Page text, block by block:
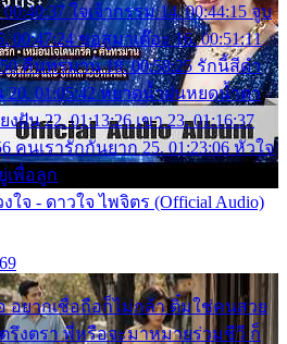
ใจเจ้ากรรม 14. 00:44:15 จูบ
00:47:24 ขอสูมาเต๊อะ 16. 00:51:11
คืนทรมาน 18. 00:58:25 รักนี้สีดำ
20. 01:05:42 หยาดน้ำฝนหยดน้ำตา
งฝัน 22. 01:13:26 เขา 23. 01:16:37
คนเรารักกันยาก 25. 01:23:06 หัวใจ
เพื่อลูก
ใจ - ดาวใจ ไพจิตร (Official Audio)
อยากเชื่อถือก็ไม่กล้า ติ๋มใช่คนสวย
รึงตรา พี่หรือจะมาหมายร่วมชีวี ก็